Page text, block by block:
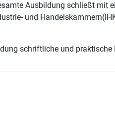
Ausbildung schließt mit
und
schriftliche und